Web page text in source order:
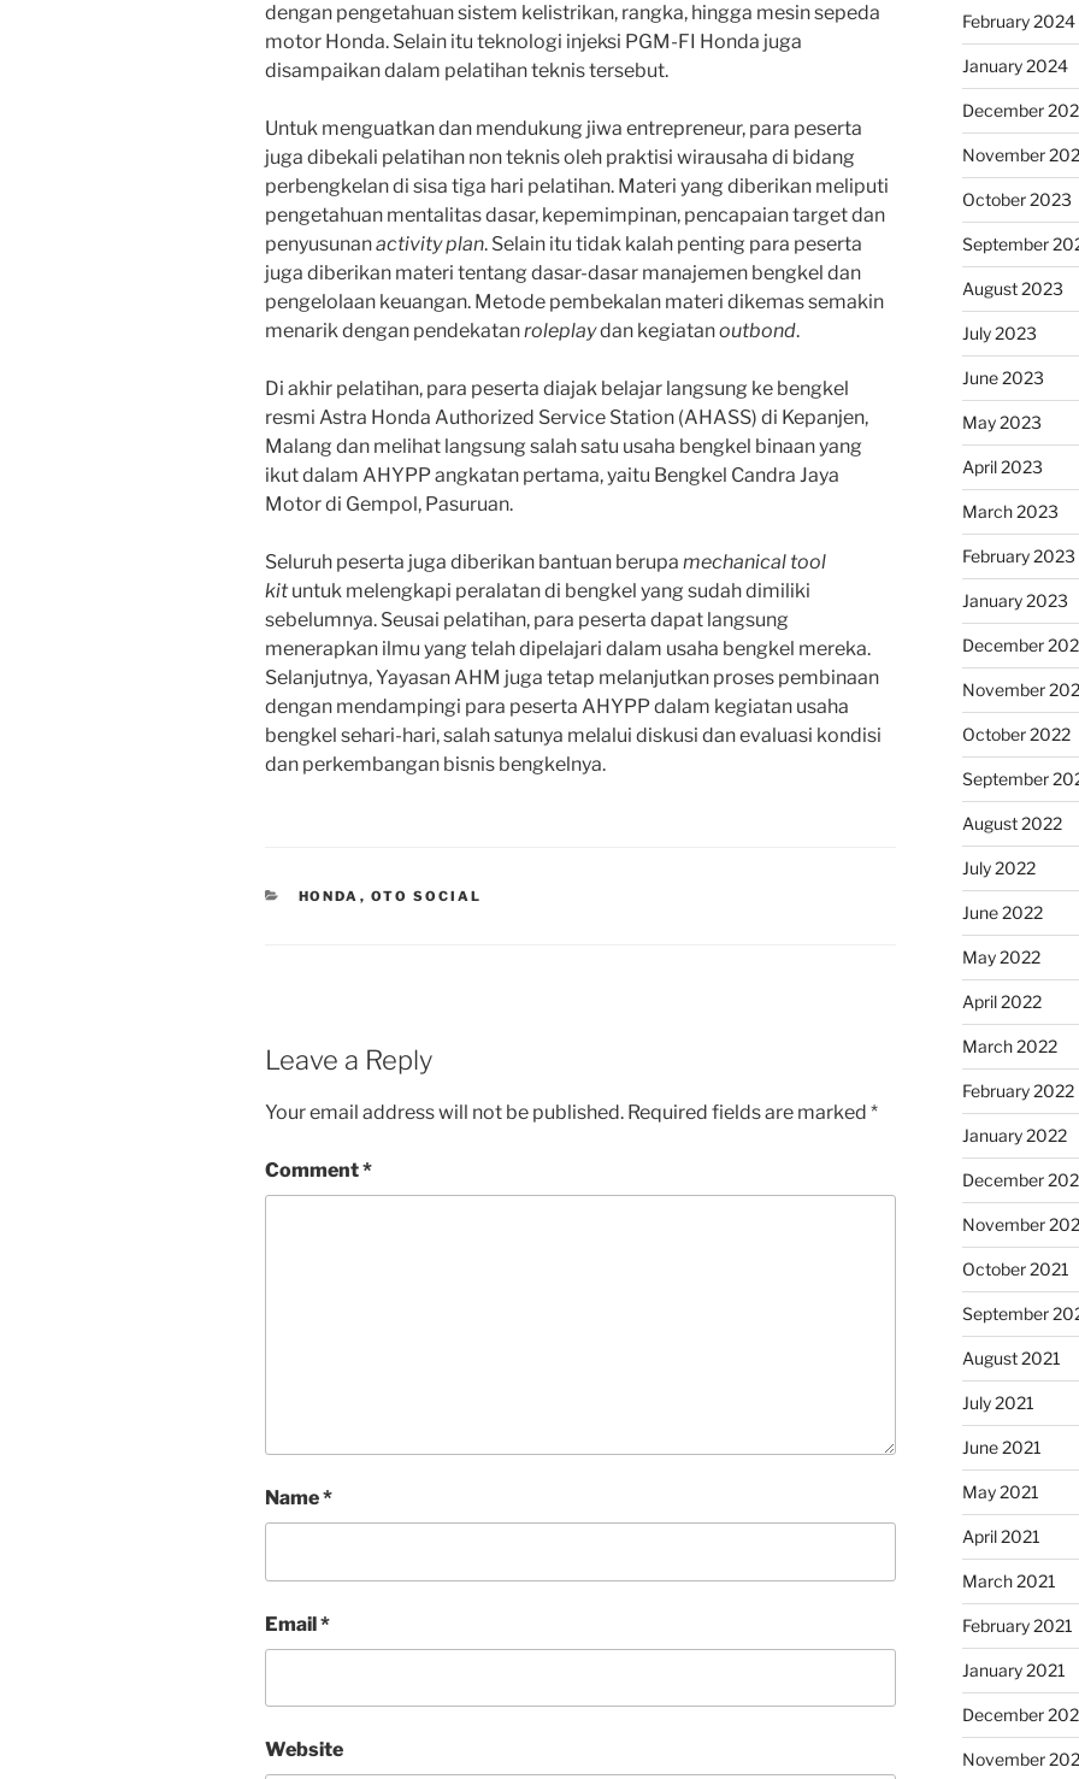
dengan pengetahuan sistem kelistrikan, rangka, hingga mesin sepeda
motor Honda. Selain itu teknologi injeksi PGM-FI Honda juga
disampaikan dalam pelatihan teknis tersebut.
Untuk menguatkan dan mendukung jiwa entrepreneur, para peserta
juga dibekali pelatihan non teknis oleh praktisi wirausaha di bidang
perbengkelan di sisa tiga hari pelatihan. Materi yang diberikan meliputi
pengetahuan mentalitas dasar, kepemimpinan, pencapaian target dan
penyusunanactivity plan. Selain itu tidak kalah penting para peserta
juga diberikan materi tentang dasar-dasar manajemen bengkel dan
pengelolaan keuangan. Metode pembekalan materi dikemas semakin
menarik dengan pendekatanroleplaydan kegiatanoutbond.
Di akhir pelatihan, para peserta diajak belajar langsung ke bengkel
resmi Astra Honda Authorized Service Station (AHASS) di Kepanjen,
Malang dan melihat langsung salah satu usaha bengkel binaan yang
ikut dalam AHYPP angkatan pertama, yaitu Bengkel Candra Jaya
Motor di Gempol, Pasuruan.
Seluruh peserta juga diberikan bantuan berupa mechanical tool
kit untuk melengkapi peralatan di bengkel yang sudah dimiliki
sebelumnya. Seusai pelatihan, para peserta dapat langsung
menerapkan ilmu yang telah dipelajari dalam usaha bengkel mereka.
Selanjutnya, Yayasan AHM juga tetap melanjutkan proses pembinaan
dengan mendampingi para peserta AHYPP dalam kegiatan usaha
bengkel sehari-hari, salah satunya melalui diskusi dan evaluasi kondisi
dan perkembangan bisnis bengkelnya.
CATEGORIES
HONDA , OTO SOCIAL
Leave a Reply
Your email address will not be published. Required fields are marked *
Comment*
Name*
Email*
Website
February 2024
January 2024
December
November
October 2023
September
August 2023
July 2023
June 2023
May 2023
April 2023
March 2023
February 2023
January 2023
December
November
October 2022
September
August 2022
July 2022
June 2022
May 2022
April 2022
March 2022
February 2022
January 2022
December
November
October 2021
September
August 2021
July 2021
June 2021
May 2021
April 2021
March 2021
February 2021
January 2021
December
November